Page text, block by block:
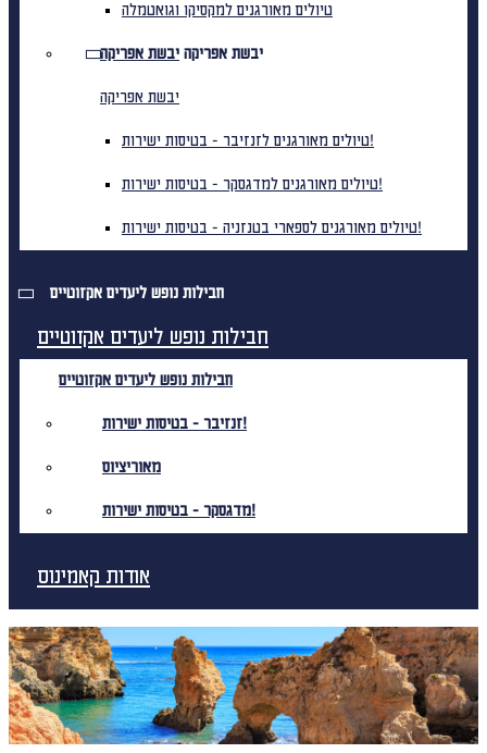
טיולים מאורגנים למקסיקו וגואטמלה
יבשת אפריקה יבשת אפריקה
יבשת אפריקה
טיולים מאורגנים לזנזיבר - בטיסות ישירות!
טיולים מאורגנים למדגסקר - בטיסות ישירות!
טיולים מאורגנים לספארי בטנזניה - בטיסות ישירות!
חבילות נופש ליעדים אקזוטיים
חבילות נופש ליעדים אקזוטיים
חבילות נופש ליעדים אקזוטיים
זנזיבר - בטיסות ישירות!
מאוריציוס
מדגסקר - בטיסות ישירות!
אודות קאמינוס